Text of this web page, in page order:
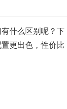
什么区别呢？下
更出色，性价比